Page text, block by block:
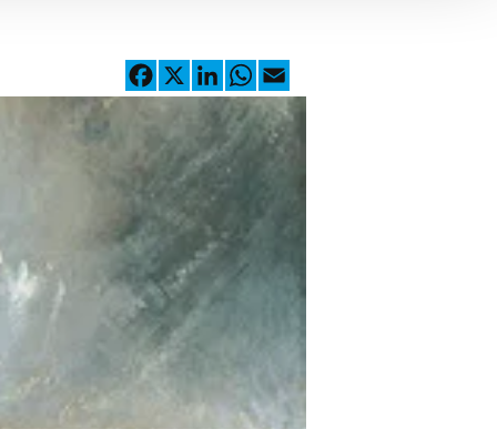
Facebook
X LinkedIn
WhatsApp